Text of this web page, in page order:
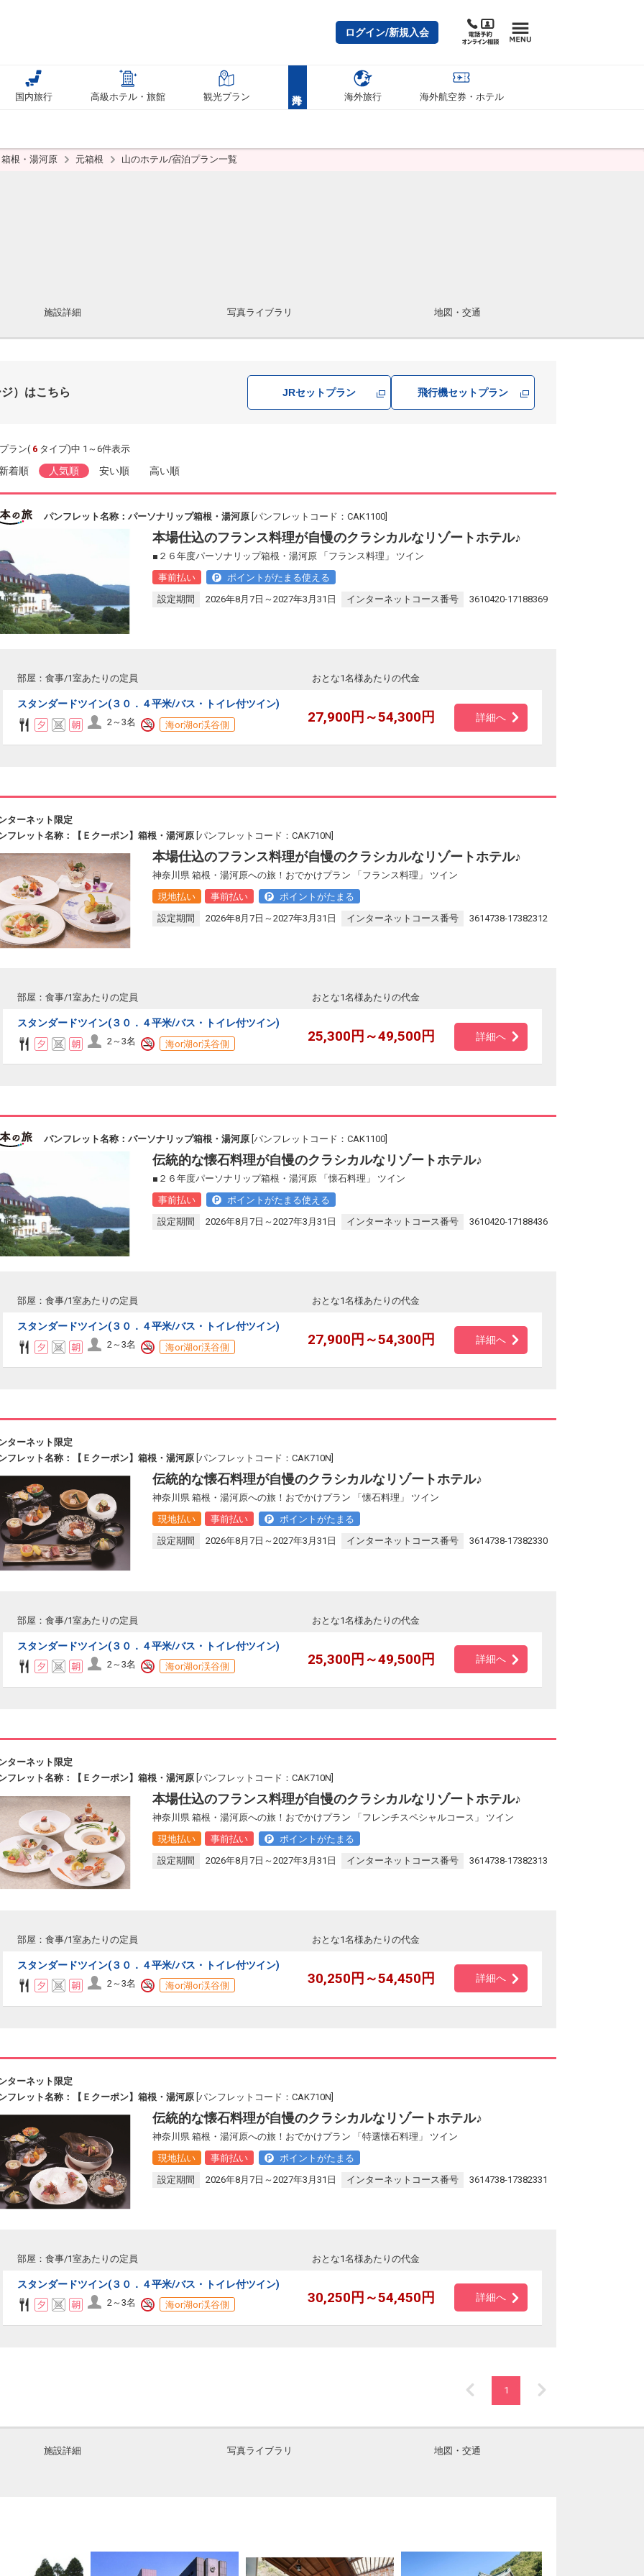
ログイン/新規入会
国内旅行 高級ホテル・旅館 観光プラン 海外旅行 海外航空券・ホテル
箱根・湯河原 元箱根 山のホテル/宿泊プラン一覧
施設詳細 写真ライブラリ 地図・交通
）はこちら JRセットプラン 飛行機セットプラン
プラン( 6 タイプ)中 1～6件表示
着順 人気順 安い順 高い順
パンフレット名称：パーソナリップ箱根・湯河原 [パンフレットコード：CAK1100]
本場仕込のフランス料理が自慢のクラシカルなリゾートホテル♪
■２６年度パーソナリップ箱根・湯河原 「フランス料理」 ツイン
事前払い
ポイントがたまる使える
設定期間
2026年8月7日～2027年3月31日 インターネットコース番号 3610420-17188369
部屋：食事/1室あたりの定員 おとな1名様あたりの代金
スタンダードツイン(３０．４平米/バス・トイレ付ツイン)
2～3名 海or湖or渓谷側 27,900円～54,300円 詳細へ
ターネット限定
フレット名称：【Ｅクーポン】箱根・湯河原 [パンフレットコード：CAK710N]
本場仕込のフランス料理が自慢のクラシカルなリゾートホテル♪
神奈川県 箱根・湯河原への旅！おでかけプラン 「フランス料理」 ツイン
現地払い
事前払い
ポイントがたまる
設定期間
2026年8月7日～2027年3月31日 インターネットコース番号 3614738-17382312
部屋：食事/1室あたりの定員 おとな1名様あたりの代金
スタンダードツイン(３０．４平米/バス・トイレ付ツイン)
2～3名 海or湖or渓谷側 25,300円～49,500円 詳細へ
パンフレット名称：パーソナリップ箱根・湯河原 [パンフレットコード：CAK1100]
伝統的な懐石料理が自慢のクラシカルなリゾートホテル♪
■２６年度パーソナリップ箱根・湯河原 「懐石料理」 ツイン
事前払い
ポイントがたまる使える
設定期間
2026年8月7日～2027年3月31日 インターネットコース番号 3610420-17188436
部屋：食事/1室あたりの定員 おとな1名様あたりの代金
スタンダードツイン(３０．４平米/バス・トイレ付ツイン)
2～3名 海or湖or渓谷側 27,900円～54,300円 詳細へ
ターネット限定
フレット名称：【Ｅクーポン】箱根・湯河原 [パンフレットコード：CAK710N]
伝統的な懐石料理が自慢のクラシカルなリゾートホテル♪
神奈川県 箱根・湯河原への旅！おでかけプラン 「懐石料理」 ツイン
現地払い
事前払い
ポイントがたまる
設定期間
2026年8月7日～2027年3月31日 インターネットコース番号 3614738-17382330
部屋：食事/1室あたりの定員 おとな1名様あたりの代金
スタンダードツイン(３０．４平米/バス・トイレ付ツイン)
2～3名 海or湖or渓谷側 25,300円～49,500円 詳細へ
ターネット限定
フレット名称：【Ｅクーポン】箱根・湯河原 [パンフレットコード：CAK710N]
本場仕込のフランス料理が自慢のクラシカルなリゾートホテル♪
神奈川県 箱根・湯河原への旅！おでかけプラン 「フレンチスペシャルコース」 ツイン
現地払い
事前払い
ポイントがたまる
設定期間
2026年8月7日～2027年3月31日 インターネットコース番号 3614738-17382313
部屋：食事/1室あたりの定員 おとな1名様あたりの代金
スタンダードツイン(３０．４平米/バス・トイレ付ツイン)
2～3名 海or湖or渓谷側 30,250円～54,450円 詳細へ
ターネット限定
フレット名称：【Ｅクーポン】箱根・湯河原 [パンフレットコード：CAK710N]
伝統的な懐石料理が自慢のクラシカルなリゾートホテル♪
神奈川県 箱根・湯河原への旅！おでかけプラン 「特選懐石料理」 ツイン
現地払い
事前払い
ポイントがたまる
設定期間
2026年8月7日～2027年3月31日 インターネットコース番号 3614738-17382331
部屋：食事/1室あたりの定員 おとな1名様あたりの代金
スタンダードツイン(３０．４平米/バス・トイレ付ツイン)
2～3名 海or湖or渓谷側 30,250円～54,450円 詳細へ
1
施設詳細 写真ライブラリ 地図・交通